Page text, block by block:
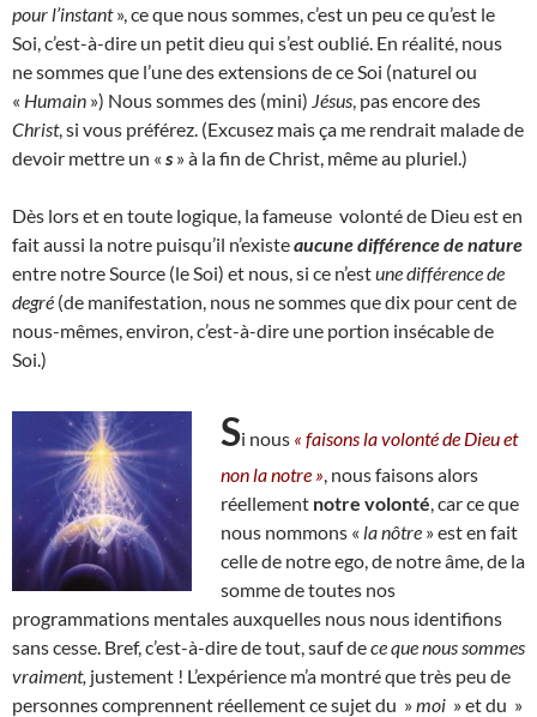
pour l’instant», ce que nous sommes, c’est un peu ce qu’est le
Soi, c’est-à-dire un petit dieu qui s’est oublié. En réalité, nous
ne sommes que l’une des extensions de ce Soi (naturel ou
« Humain ») Nous sommes des (mini) Jésus , pas encore des
Christ, si vous préférez. (Excusez mais ça me rendrait malade de
devoir mettre un « s » à la fin de Christ, même au pluriel.)
Dès lors et en toute logique, la fameuse volonté de Dieu est en
fait aussi la notre puisqu’il n’existeaucune différence de nature
entre notre Source (le Soi) et nous, si ce n’estune différence de
degré (de manifestation, nous ne sommes que dix pour cent de
nous-mêmes, environ, c’est-à-dire une portion insécable de
Soi.)
Si nous « faisons la volonté de Dieu et
non la notre » , nous faisons alors
réellement notre volonté , car ce que
nous nommons « la nôtre » est en fait
celle de notre ego, de notre âme, de la
somme de toutes nos
programmations mentales auxquelles nous nous identifions
sans cesse. Bref, c’est-à-dire de tout, sauf dece que nous sommes
vraiment, justement ! L’expérience m’a montré que très peu de
personnes comprennent réellement ce sujet du »moi » et du »